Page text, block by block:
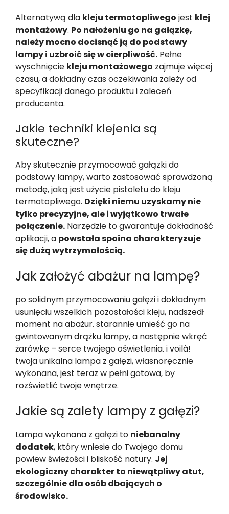
Alternatywą dla kleju termotopliwego jest klej
montażowy. Po nałożeniu go na gałązkę,
należy mocno docisnąć ją do podstawy
lampy i uzbroić się w cierpliwość. Pełne
wyschnięcie kleju montażowego zajmuje więcej
czasu, a dokładny czas oczekiwania zależy od
specyfikacji danego produktu i zaleceń
producenta.
Jakie techniki klejenia są
skuteczne?
Aby skutecznie przymocować gałązki do
podstawy lampy, warto zastosować sprawdzoną
metodę, jaką jest użycie pistoletu do kleju
termotopliwego. Dzięki niemu uzyskamy nie
tylko precyzyjne, ale i wyjątkowo trwałe
połączenie. Narzędzie to gwarantuje dokładność
aplikacji, a powstała spoina charakteryzuje
się dużą wytrzymałością.
Jak założyć abażur na lampę?
po solidnym przymocowaniu gałęzi i dokładnym
usunięciu wszelkich pozostałości kleju, nadszedł
moment na abażur. starannie umieść go na
gwintowanym drążku lampy, a następnie wkręć
żarówkę – serce twojego oświetlenia. i voilà!
twoja unikalna lampa z gałęzi, własnoręcznie
wykonana, jest teraz w pełni gotowa, by
rozświetlić twoje wnętrze.
Jakie są zalety lampy z gałęzi?
Lampa wykonana z gałęzi to niebanalny
dodatek, który wniesie do Twojego domu
powiew świeżości i bliskość natury. Jej
ekologiczny charakter to niewątpliwy atut,
szczególnie dla osób dbających o
środowisko.